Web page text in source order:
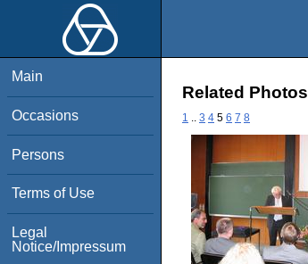
Main
Occasions
Persons
Terms of Use
Legal
Notice/Impressum
Related Photos
1 3 4 5 6 7 8